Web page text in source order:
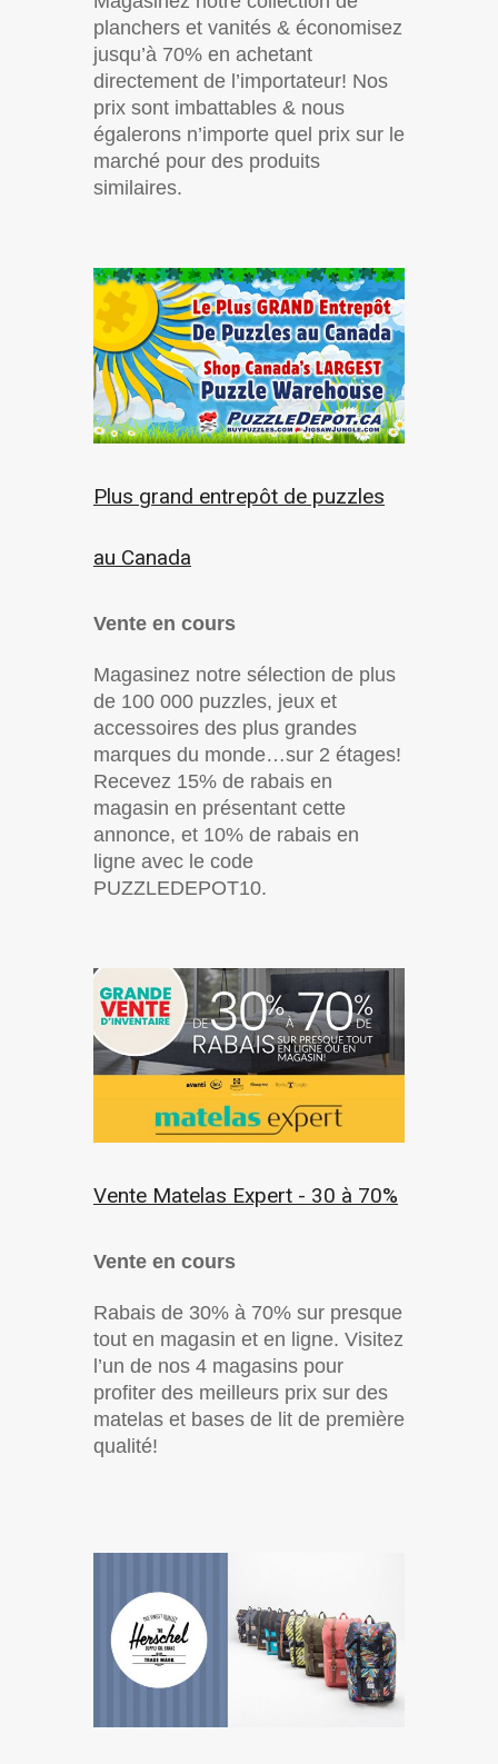
planchers et vanités & économisez
jusqu’à 70% en achetant
directement de l’importateur! Nos
prix sont imbattables & nous
égalerons n’importe quel prix sur le
marché pour des produits
similaires.
Plus grand entrepôt de puzzles
au Canada
Vente en cours
Magasinez notre sélection de plus
de 100 000 puzzles, jeux et
accessoires des plus grandes
marques du monde…sur 2 étages!
Recevez 15% de rabais en
magasin en présentant cette
annonce, et 10% de rabais en
ligne avec le code
PUZZLEDEPOT10.
Vente Matelas Expert - 30 à 70%
Vente en cours
Rabais de 30% à 70% sur presque
tout en magasin et en ligne. Visitez
l’un de nos 4 magasins pour
profiter des meilleurs prix sur des
matelas et bases de lit de première
qualité!